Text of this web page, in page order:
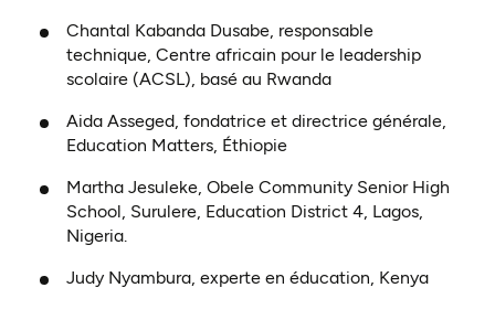
Chantal Kabanda Dusabe, responsable
technique, Centre africain pour le leadership
scolaire (ACSL), basé au Rwanda
Aida Asseged, fondatrice et directrice générale,
Education Matters, Éthiopie
Martha Jesuleke, Obele Community Senior High
School, Surulere, Education District 4, Lagos,
Nigeria.
Judy Nyambura, experte en éducation, Kenya